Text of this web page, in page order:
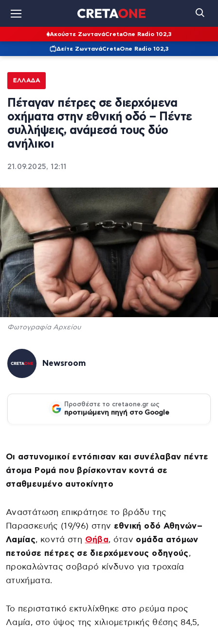
Ακούστε ΖωντανάCretaOne Radio 102,3
Δείτε ΖωντανάCretaOne Radio 102,3
ΕΛΛΆΔΑ
Πέταγαν πέτρες σε διερχόμενα
οχήματα στην εθνική οδό – Πέντε
συλλήψεις, ανάμεσά τους δύο
ανήλικοι
21.09.2025, 12:11
Φωτογραφία Αρχείου
Newsroom
Προσθέστε το cretaone.gr ως
προτιμώμενη πηγή στο Google
Οι αστυνομικοί εντόπισαν και συνέλαβαν πέντε
άτομα Ρομά που βρίσκονταν κοντά σε
σταθμευμένο αυτοκίνητο
Αναστάτωση επικράτησε το βράδυ της
Παρασκευής (19/96) στην εθνική οδό Αθηνών–
Λαμίας, κοντά στη Θήβα, όταν ομάδα ατόμων
πετούσε πέτρες σε διερχόμενους οδηγούς,
προκαλώντας σοβαρό κίνδυνο για τροχαία
ατυχήματα.
Το περιστατικό εκτυλίχθηκε στο ρεύμα προς
Λαμία, στο ύψος της χιλιομετρικής θέσης 84,5,